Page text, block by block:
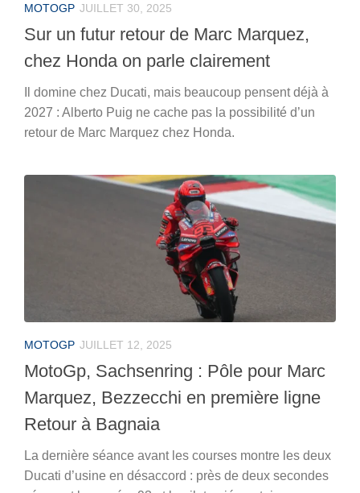
MOTOGP JUILLET 30, 2025
Sur un futur retour de Marc Marquez,
chez Honda on parle clairement
Il domine chez Ducati, mais beaucoup pensent déjà à
2027 : Alberto Puig ne cache pas la possibilité d’un
retour de Marc Marquez chez Honda.
MOTOGP JUILLET 12, 2025
MotoGp, Sachsenring : Pôle pour Marc
Marquez, Bezzecchi en première ligne
Retour à Bagnaia
La dernière séance avant les courses montre les deux
Ducati d’usine en désaccord : près de deux secondes